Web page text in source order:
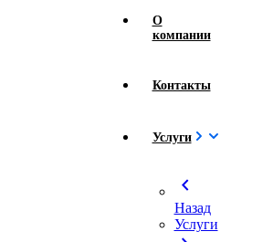
О
компании
Контакты
Услуги
chevron_left
Назад
Услуги